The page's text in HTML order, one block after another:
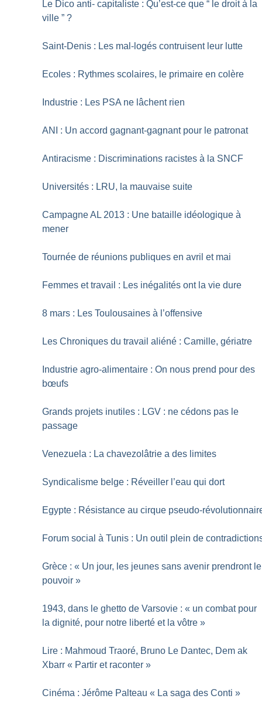
Le Dico anti- capitaliste : Qu’est-ce que “ le droit à la
ville ” ?
Saint-Denis : Les mal-logés contruisent leur lutte
Ecoles : Rythmes scolaires, le primaire en colère
Industrie : Les PSA ne lâchent rien
ANI : Un accord gagnant-gagnant pour le patronat
Antiracisme : Discriminations racistes à la SNCF
Universités : LRU, la mauvaise suite
Campagne AL 2013 : Une bataille idéologique à
mener
Tournée de réunions publiques en avril et mai
Femmes et travail : Les inégalités ont la vie dure
8 mars : Les Toulousaines à l’offensive
Les Chroniques du travail aliéné : Camille, gériatre
Industrie agro-alimentaire : On nous prend pour des
bœufs
Grands projets inutiles : LGV : ne cédons pas le
passage
Venezuela : La chavezolâtrie a des limites
Syndicalisme belge : Réveiller l’eau qui dort
Egypte : Résistance au cirque pseudo-
Forum social à Tunis : Un outil plein de
Grèce : « Un jour, les jeunes sans avenir prendront le
pouvoir »
1943, dans le ghetto de Varsovie : « un combat pour
la dignité, pour notre liberté et la vôtre »
Lire : Mahmoud Traoré, Bruno Le Dantec, Dem ak
Xbarr « Partir et raconter »
Cinéma : Jérôme Palteau « La saga des Conti »